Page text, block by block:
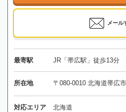
メール
最寄駅 JR「帯広駅」徒歩13分
所在地 〒080-0010 北海道帯広
対応エリア 北海道